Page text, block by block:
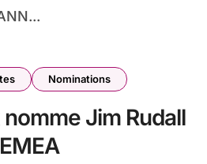
Nominations
Jim Rudall